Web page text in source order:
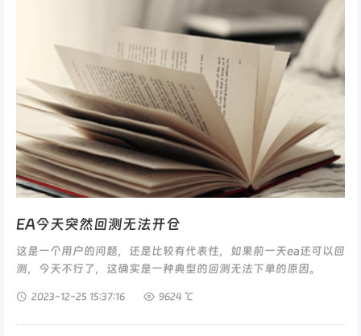
EA今天突然回测无法开仓
这是一个用户的问题，还是比较有代表性，如果前一天ea还可以回
测，今天不行了，这确实是一种典型的回测无法下单的原因。
2023-12-25 15:37:16 9624 ℃